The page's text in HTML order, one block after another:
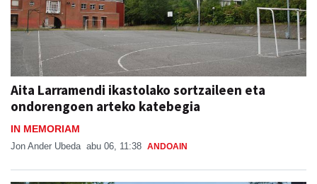
Aita Larramendi ikastolako sortzaileen eta
ondorengoen arteko katebegia
IN MEMORIAM
Jon Ander Ubeda abu 06, 11:38 ANDOAIN